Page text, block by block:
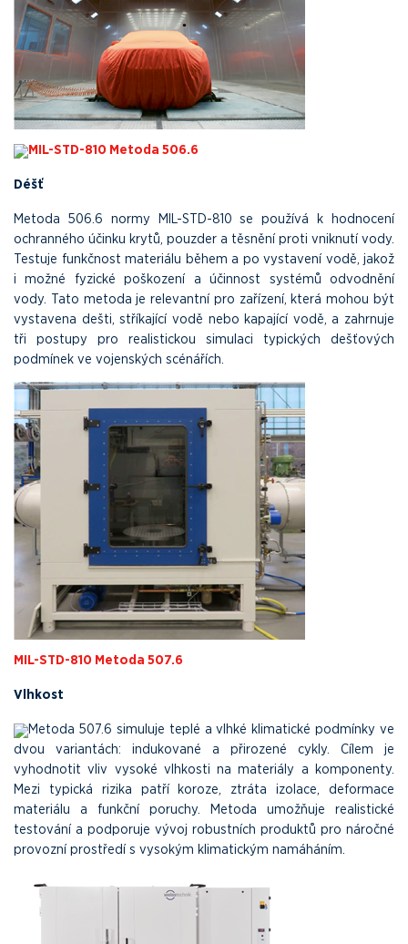
MIL-STD-810 Metoda 506.6
Déšť
Metoda 506.6 normy MIL-STD-810 se používá k hodnocení
ochranného účinku krytů, pouzder a těsnění proti vniknutí vody.
Testuje funkčnost materiálu během a po vystavení vodě, jakož
i možné fyzické poškození a účinnost systémů odvodnění
vody. Tato metoda je relevantní pro zařízení, která mohou být
vystavena dešti, stříkající vodě nebo kapající vodě, a zahrnuje
tři postupy pro realistickou simulaci typických dešťových
podmínek ve vojenských scénářích.
MIL-STD-810 Metoda 507.6
Vlhkost
Metoda 507.6 simuluje teplé a vlhké klimatické podmínky ve
dvou variantách: indukované a přirozené cykly. Cílem je
vyhodnotit vliv vysoké vlhkosti na materiály a komponenty.
Mezi typická rizika patří koroze, ztráta izolace, deformace
materiálu a funkční poruchy. Metoda umožňuje realistické
testování a podporuje vývoj robustních produktů pro náročné
provozní prostředí s vysokým klimatickým namáháním.